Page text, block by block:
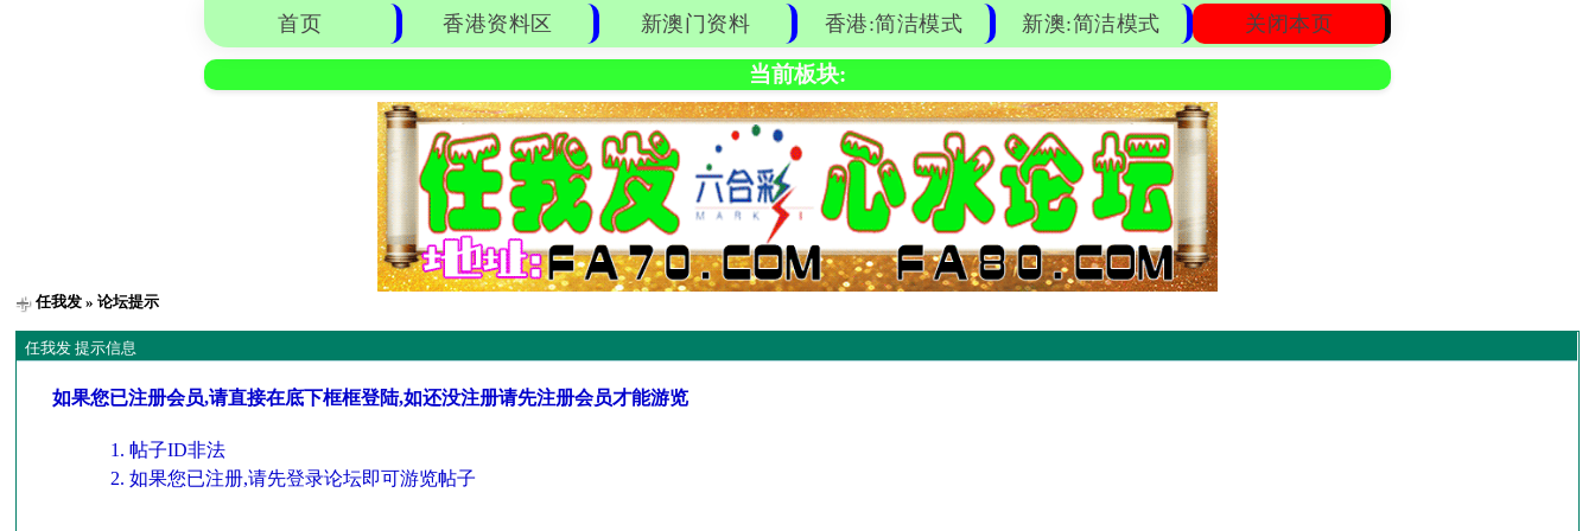
首页 香港资料区 新澳门资料 香港:简洁模式 新澳:简洁模式 关闭本页
当前板块:
任我发 » 论坛提示
任我发 提示信息
如果您已注册会员,请直接在底下框框登陆,如还没注册请先注册会员才能游览
帖子ID非法
如果您已注册,请先登录论坛即可游览帖子